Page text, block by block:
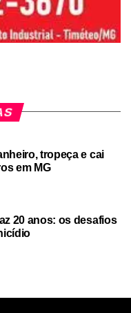
tropeça e cai
em MG
20 anos: os desafios